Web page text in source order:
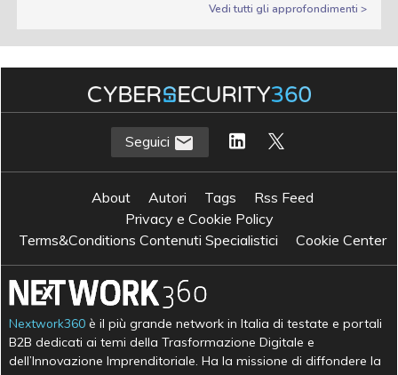
Vedi tutti gli approfondimenti >
Seguici
About Autori Tags
Rss Feed
Privacy e Cookie Policy
Terms&Conditions Contenuti Specialistici
Cookie Center
Nextwork360 è il più grande network in Italia di testate e portali
B2B dedicati ai temi della Trasformazione Digitale e
dell’Innovazione Imprenditoriale. Ha la missione di diffondere la